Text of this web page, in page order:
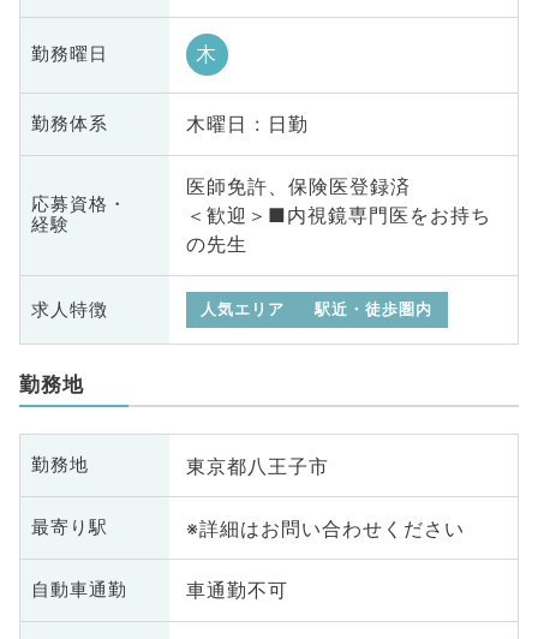
勤務曜日 木
勤務体系 木曜日 : 日勤
応募資格・
経験
医師免許、保険医登録済
＜歓迎＞■内視鏡専門医をお持ち
の先生
求人特徴 人気エリア 駅近・徒歩圏内
勤務地
勤務地 東京都八王子市
最寄り駅 ※詳細はお問い合わせください
自動車通勤 車通勤不可